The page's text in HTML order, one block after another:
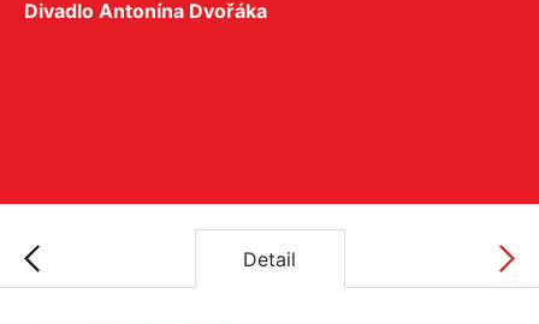
Divadlo Antonína Dvořáka
Detail